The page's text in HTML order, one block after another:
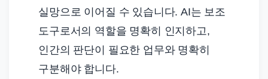
실망으로 이어질 수 있습니다. AI는 보조
도구로서의 역할을 명확히 인지하고,
인간의 판단이 필요한 업무와 명확히
구분해야 합니다.